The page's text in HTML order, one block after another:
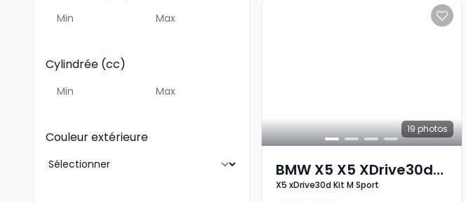
Cylindrée (cc)
Couleur extérieure
19 photos
BMW X5 X5 XDrive30d
Kit M Sport
X5 xDrive30d Kit M Sport